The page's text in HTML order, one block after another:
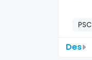
PSC
Des